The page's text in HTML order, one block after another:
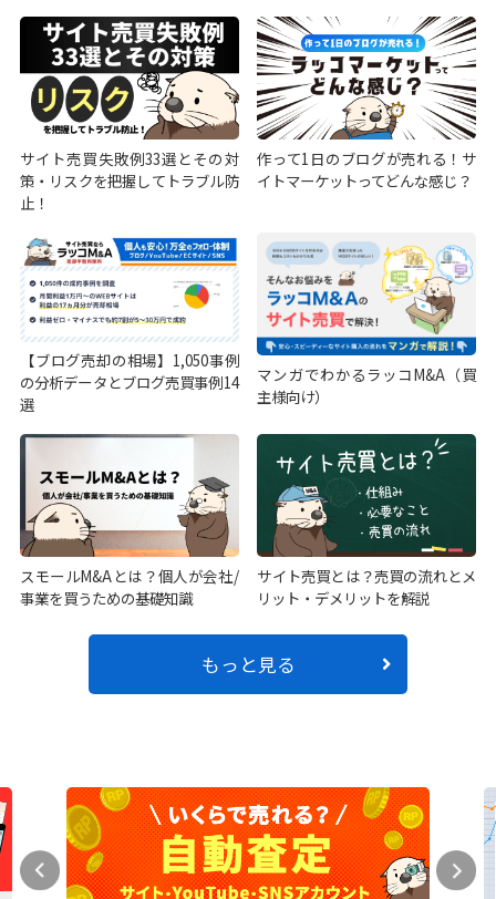
サイト売買失敗例33選とその対
策・リスクを把握してトラブル防
止！
作って1日のブログが売れる！サ
イトマーケットってどんな感じ？
【ブログ売却の相場】1,050事例
の分析データとブログ売買事例14
選
マンガでわかるラッコM&A（買
主様向け）
スモールM&Aとは？個人が会社/
事業を買うための基礎知識
サイト売買とは？売買の流れとメ
リット・デメリットを解説
もっと見る